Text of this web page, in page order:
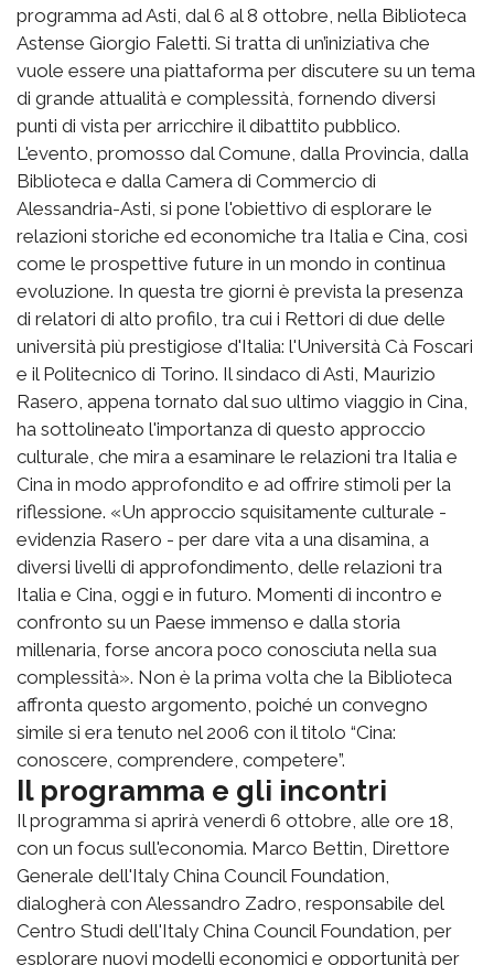
programma ad Asti, dal 6 al 8 ottobre, nella Biblioteca
Astense Giorgio Faletti. Si tratta di un’iniziativa che
vuole essere una piattaforma per discutere su un tema
di grande attualità e complessità, fornendo diversi
punti di vista per arricchire il dibattito pubblico.
L'evento, promosso dal Comune, dalla Provincia, dalla
Biblioteca e dalla Camera di Commercio di
Alessandria-Asti, si pone l'obiettivo di esplorare le
relazioni storiche ed economiche tra Italia e Cina, così
come le prospettive future in un mondo in continua
evoluzione. In questa tre giorni è prevista la presenza
di relatori di alto profilo, tra cui i Rettori di due delle
università più prestigiose d'Italia: l'Università Cà Foscari
e il Politecnico di Torino. Il sindaco di Asti, Maurizio
Rasero, appena tornato dal suo ultimo viaggio in Cina,
ha sottolineato l'importanza di questo approccio
culturale, che mira a esaminare le relazioni tra Italia e
Cina in modo approfondito e ad offrire stimoli per la
riflessione. «Un approccio squisitamente culturale -
evidenzia Rasero - per dare vita a una disamina, a
diversi livelli di approfondimento, delle relazioni tra
Italia e Cina, oggi e in futuro. Momenti di incontro e
confronto su un Paese immenso e dalla storia
millenaria, forse ancora poco conosciuta nella sua
complessità». Non è la prima volta che la Biblioteca
affronta questo argomento, poiché un convegno
simile si era tenuto nel 2006 con il titolo “Cina:
conoscere, comprendere, competere”.
Il programma e gli incontri
Il programma si aprirà venerdì 6 ottobre, alle ore 18,
con un focus sull'economia. Marco Bettin, Direttore
Generale dell'Italy China Council Foundation,
dialogherà con Alessandro Zadro, responsabile del
Centro Studi dell'Italy China Council Foundation, per
esplorare nuovi modelli economici e opportunità per